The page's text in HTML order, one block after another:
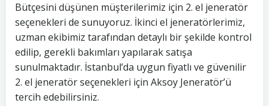
Bütçesini düşünen müşterilerimiz için 2. el jeneratör
seçenekleri de sunuyoruz. İkinci el jeneratörlerimiz,
uzman ekibimiz tarafından detaylı bir şekilde kontrol
edilip, gerekli bakımları yapılarak satışa
sunulmaktadır. İstanbul’da uygun fiyatlı ve güvenilir
2. el jeneratör seçenekleri için Aksoy Jeneratör’ü
tercih edebilirsiniz.